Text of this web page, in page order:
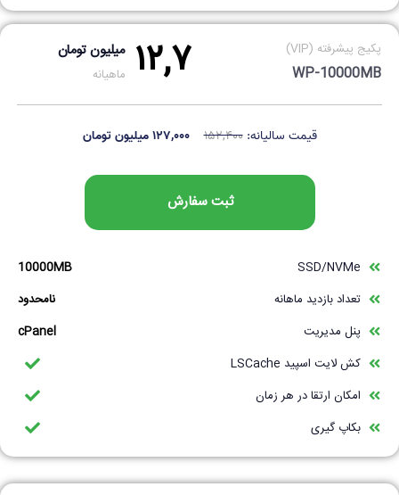
پکیج پیشرفته (VIP)
WP-10000MB ۱۲,۷ میلیون تومان
ماهیانه
قیمت سالیانه:۱۵۲,۴۰۰ ۱۲۷,۰۰۰ میلیون تومان
ثبت سفارش
SSD/NVMe
تعداد بازدید ماهانه
پنل مدیریت
کش لایت اسپید LSCache
امکان ارتقا در هر زمان
بکاپ گیری
10000MB
نامحدود
cPanel